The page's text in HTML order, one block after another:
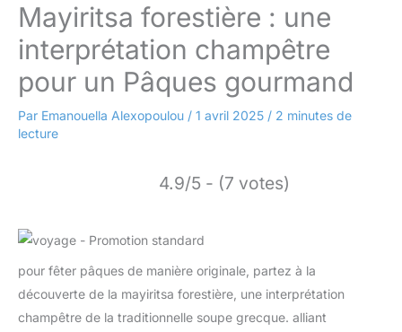
Mayiritsa forestière : une
interprétation champêtre
pour un Pâques gourmand
Par Emanouella Alexopoulou / 1 avril 2025 / 2 minutes de
lecture
4.9/5 - (7 votes)
pour fêter pâques de manière originale, partez à la
découverte de la mayiritsa forestière, une interprétation
champêtre de la traditionnelle soupe grecque. alliant